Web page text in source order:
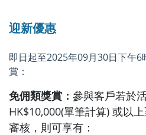
迎新優惠
即日起至2025年09月30日下午
賞：
免佣類獎賞： 參與客戶若於
HK$10,000(單筆計算) 或以
審核，則可享有：